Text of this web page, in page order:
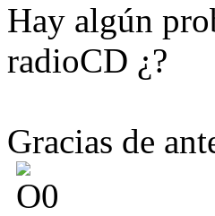
Hay algún
radioCD ¿?
Gracias de